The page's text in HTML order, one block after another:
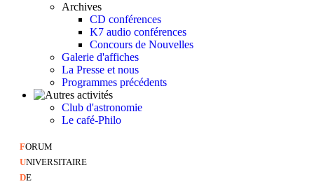
Archives
CD conférences
K7 audio conférences
Concours de Nouvelles
Galerie d'affiches
La Presse et nous
Programmes précédents
Club d'astronomie
Le café-Philo
FORUM
UNIVERSITAIRE
DE